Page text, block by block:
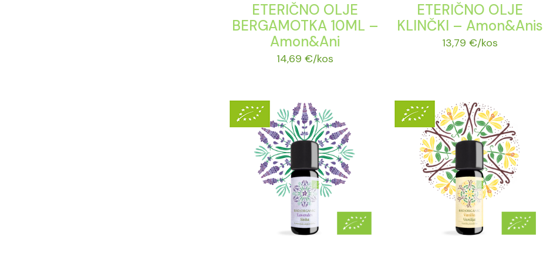
ETERIČNO OLJE
BERGAMOTKA 10ML –
Amon&Ani
14,69€/kos
ETERIČNO OLJE
KLINČKI – Amon&Anis
13,79 €/kos